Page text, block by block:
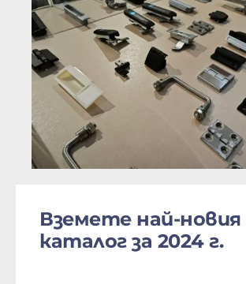
Вземете най-новия
каталог за 2024 г.